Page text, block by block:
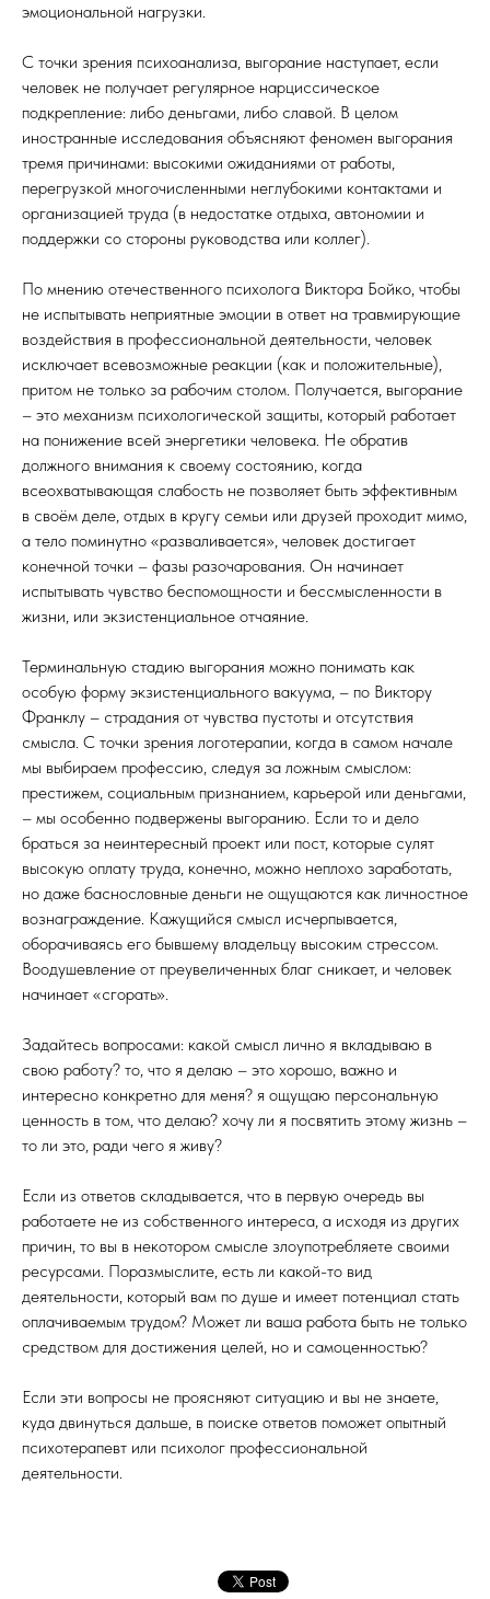
эмоциональной нагрузки.
С точки зрения психоанализа, выгорание наступает, если
человек не получает регулярное нарциссическое
подкрепление: либо деньгами, либо славой. В целом
иностранные исследования объясняют феномен выгорания
тремя причинами: высокими ожиданиями от работы,
перегрузкой многочисленными неглубокими контактами и
организацией труда (в недостатке отдыха, автономии и
поддержки со стороны руководства или коллег).
По мнению отечественного психолога Виктора Бойко, чтобы
не испытывать неприятные эмоции в ответ на травмирующие
воздействия в профессиональной деятельности, человек
исключает всевозможные реакции (как и положительные),
притом не только за рабочим столом. Получается, выгорание
– это механизм психологической защиты, который работает
на понижение всей энергетики человека. Не обратив
должного внимания к своему состоянию, когда
всеохватывающая слабость не позволяет быть эффективным
в своём деле, отдых в кругу семьи или друзей проходит мимо,
а тело поминутно «разваливается», человек достигает
конечной точки – фазы разочарования. Он начинает
испытывать чувство беспомощности и бессмысленности в
жизни, или экзистенциальное отчаяние.
Терминальную стадию выгорания можно понимать как
особую форму экзистенциального вакуума, – по Виктору
Франклу – страдания от чувства пустоты и отсутствия
смысла. С точки зрения логотерапии, когда в самом начале
мы выбираем профессию, следуя за ложным смыслом:
престижем, социальным признанием, карьерой или деньгами,
– мы особенно подвержены выгоранию. Если то и дело
браться за неинтересный проект или пост, которые сулят
высокую оплату труда, конечно, можно неплохо заработать,
но даже баснословные деньги не ощущаются как личностное
вознаграждение. Кажущийся смысл исчерпывается,
оборачиваясь его бывшему владельцу высоким стрессом.
Воодушевление от преувеличенных благ сникает, и человек
начинает «сгорать».
Задайтесь вопросами: какой смысл лично я вкладываю в
свою работу? то, что я делаю – это хорошо, важно и
интересно конкретно для меня? я ощущаю персональную
ценность в том, что делаю? хочу ли я посвятить этому жизнь –
то ли это, ради чего я живу?
Если из ответов складывается, что в первую очередь вы
работаете не из собственного интереса, а исходя из других
причин, то вы в некотором смысле злоупотребляете своими
ресурсами. Поразмыслите, есть ли какой-то вид
деятельности, который вам по душе и имеет потенциал стать
оплачиваемым трудом? Может ли ваша работа быть не только
средством для достижения целей, но и самоценностью?
Если эти вопросы не проясняют ситуацию и вы не знаете,
куда двинуться дальше, в поиске ответов поможет опытный
психотерапевт или психолог профессиональной
деятельности.